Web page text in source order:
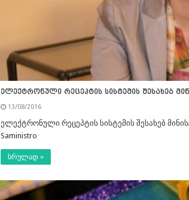
ელექტრონული რეცეპტის სისტემის შესახებ
13/08/2016
ელექტრონული რეცეპტის სისტემის შესახებ
Saministro
სრულად »